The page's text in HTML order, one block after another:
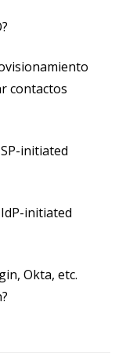
contactos
initiated
initiated
Okta, etc.